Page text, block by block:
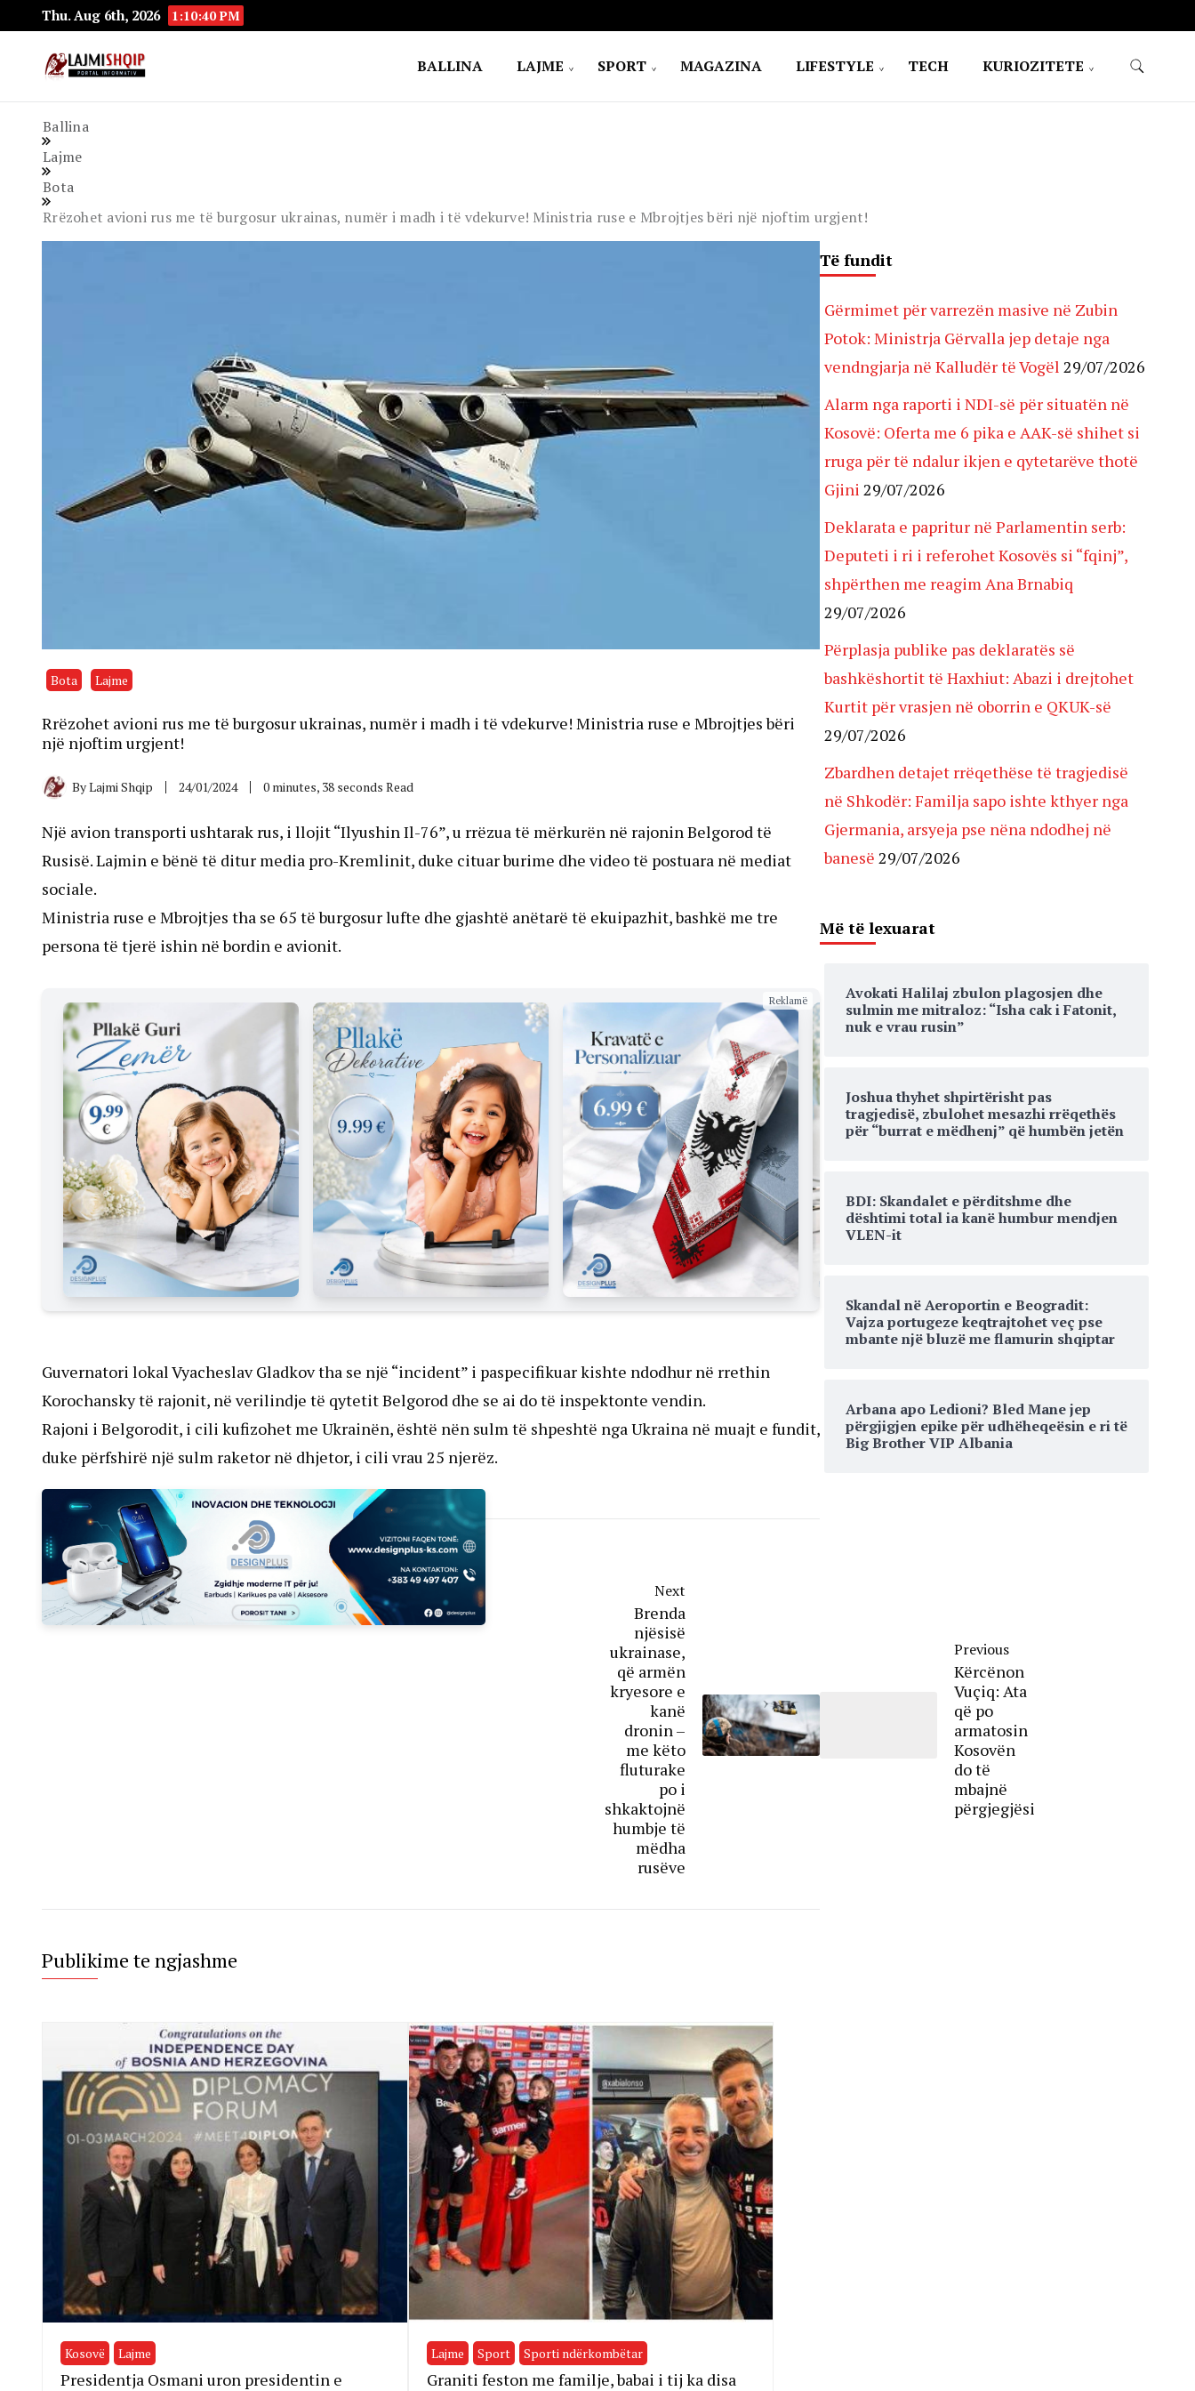
Thu. Aug 6th, 2026 1:10:41 PM
BALLINA LAJME SPORT MAGAZINA LIFESTYLE TECH KURIOZITETE
Ballina
Lajme
Bota
Rrëzohet avioni rus me të burgosur ukrainas, numër i madh i të vdekurve! Ministria ruse e Mbrojtjes bëri një njoftim urgjent!
Bota Lajme
Rrëzohet avioni rus me të burgosur ukrainas, numër i madh i të vdekurve! Ministria ruse e Mbrojtjes bëri
një njoftim urgjent!
ByLajmi Shqip 24/01/2024 0 minutes, 38 seconds Read
Një avion transporti ushtarak rus, i llojit “Ilyushin Il-76”, u rrëzua të mërkurën në rajonin Belgorod të
Rusisë. Lajmin e bënë të ditur media pro-Kremlinit, duke cituar burime dhe video të postuara në mediat
sociale.
Ministria ruse e Mbrojtjes tha se 65 të burgosur lufte dhe gjashtë anëtarë të ekuipazhit, bashkë me tre
persona të tjerë ishin në bordin e avionit.
Reklamë
Guvernatori lokal Vyacheslav Gladkov tha se një “incident” i paspecifikuar kishte ndodhur në rrethin
Korochansky të rajonit, në verilindje të qytetit Belgorod dhe se ai do të inspektonte vendin.
Rajoni i Belgorodit, i cili kufizohet me Ukrainën, është nën sulm të shpeshtë nga Ukraina në muajt e fundit,
duke përfshirë një sulm raketor në dhjetor, i cili vrau 25 njerëz.
Previous
Kërcënon
Vuçiq: Ata
që po
armatosin
Kosovën
do të
mbajnë
përgjegjësi
Next
Brenda
njësisë
ukrainase,
që armën
kryesore e
kanë
dronin –
me këto
fluturake
po i
shkaktojnë
humbje të
mëdha
rusëve
Publikime te ngjashme
Kosovë Lajme
Presidentja Osmani uron presidentin e
Lajme Sport Sporti ndërkombëtar
Graniti feston me familje, babai i tij ka disa
Të fundit
Gërmimet për varrezën masive në Zubin
Potok: Ministrja Gërvalla jep detaje nga
vendngjarja në Kalludër të Vogël 29/07/2026
Alarm nga raporti i NDI-së për situatën në
Kosovë: Oferta me 6 pika e AAK-së shihet si
rruga për të ndalur ikjen e qytetarëve thotë
Gjini 29/07/2026
Deklarata e papritur në Parlamentin serb:
Deputeti i ri i referohet Kosovës si “fqinj”,
shpërthen me reagim Ana Brnabiq
29/07/2026
Përplasja publike pas deklaratës së
bashkëshortit të Haxhiut: Abazi i drejtohet
Kurtit për vrasjen në oborrin e QKUK-së
29/07/2026
Zbardhen detajet rrëqethëse të tragjedisë
në Shkodër: Familja sapo ishte kthyer nga
Gjermania, arsyeja pse nëna ndodhej në
banesë 29/07/2026
Më të lexuarat
Avokati Halilaj zbulon plagosjen dhe
sulmin me mitraloz: “Isha cak i Fatonit,
nuk e vrau rusin”
Joshua thyhet shpirtërisht pas
tragjedisë, zbulohet mesazhi rrëqethës
për “burrat e mëdhenj” që humbën jetën
BDI: Skandalet e përditshme dhe
dështimi total ia kanë humbur mendjen
VLEN-it
Skandal në Aeroportin e Beogradit:
Vajza portugeze keqtrajtohet veç pse
mbante një bluzë me flamurin shqiptar
Arbana apo Ledioni? Bled Mane jep
përgjigjen epike për udhëheqeësin e ri të
Big Brother VIP Albania